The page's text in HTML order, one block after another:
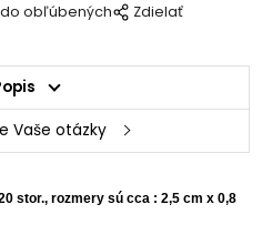
obľúbených Zdielať
Vaše otázky
stor., rozmery sú cca : 2,5 cm x 0,8